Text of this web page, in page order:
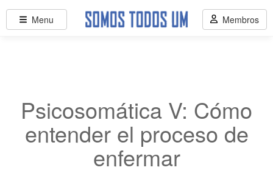
Psicosomática V: Cómo
entender el proceso de
enfermar
Menu Membros